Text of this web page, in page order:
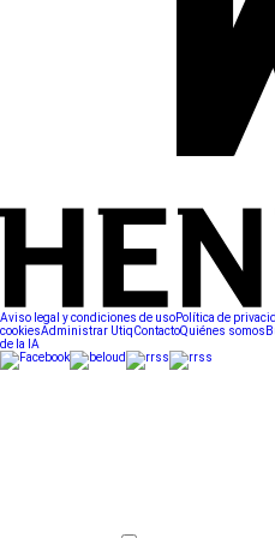
Aviso legal y condiciones de usoPolítica de
cookiesAdministrar UtiqContactoQuiénes somos
de la IA